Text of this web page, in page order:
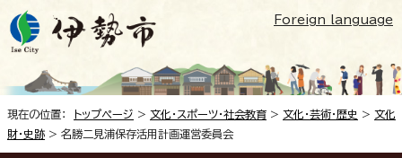
Foreign language
現在の位置： トップページ > 文化・スポーツ・社会教育 > 文化・芸術・歴史 > 文化
財・史跡 > 名勝二見浦保存活用計画運営委員会